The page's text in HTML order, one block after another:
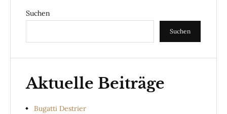
Suchen
Suchen
Aktuelle Beiträge
Bugatti Destrier